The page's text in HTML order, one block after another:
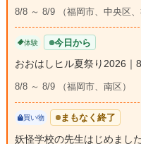
8/8 ～ 8/9 （福岡市、中央区、
体験 今日から
おおはしヒル夏祭り2026｜
8/8 ～ 8/9 （福岡市、南区）
買い物 まもなく終了
妖怪学校の先生はじめまし